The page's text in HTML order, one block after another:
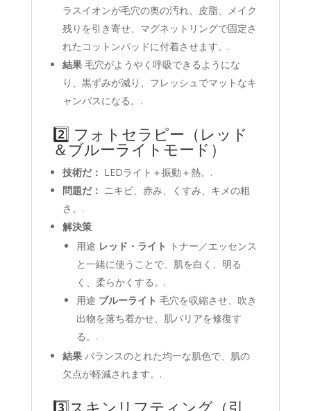
ラスイオンが毛穴の奥の汚れ、皮脂、メイク
残りを引き寄せ、マグネットリングで固定さ
れたコットンパッドに付着させます。.
結果毛穴がようやく呼吸できるようにな
り、黒ずみが減り、フレッシュでマットなキ
ャンバスになる。.
2️⃣ フォトセラピー（レッド
＆ブルーライトモード）
技術だ： LEDライト＋振動＋熱。.
問題だ： ニキビ、赤み、くすみ、キメの粗
さ。.
解決策
用途 レッド・ライト
トナー／エッセンス
と一緒に使うことで、肌を白く、明る
く、柔らかくする。.
用途 ブルーライト 毛穴を収縮させ、吹き
出物を落ち着かせ、肌バリアを修復す
る。.
結果バランスのとれた均一な肌色で、肌の
欠点が軽減されます。.